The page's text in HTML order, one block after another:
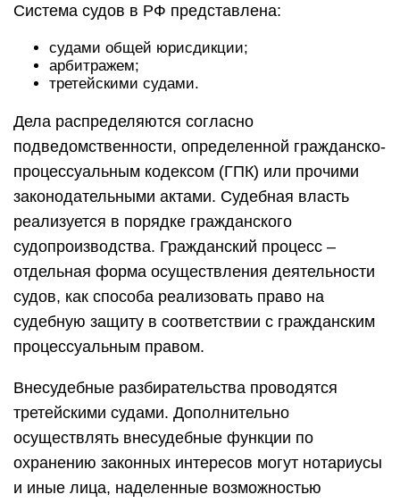
Система судов в РФ представлена:
судами общей юрисдикции;
арбитражем;
третейскими судами.
Дела распределяются согласно
подведомственности, определенной гражданско-
процессуальным кодексом (ГПК) или прочими
законодательными актами. Судебная власть
реализуется в порядке гражданского
судопроизводства. Гражданский процесс –
отдельная форма осуществления деятельности
судов, как способа реализовать право на
судебную защиту в соответствии с гражданским
процессуальным правом.
Внесудебные разбирательства проводятся
третейскими судами. Дополнительно
осуществлять внесудебные функции по
охранению законных интересов могут нотариусы
и иные лица, наделенные возможностью